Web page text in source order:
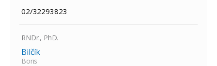
02/32293823
RNDr., PhD.
Bilčík
Boris